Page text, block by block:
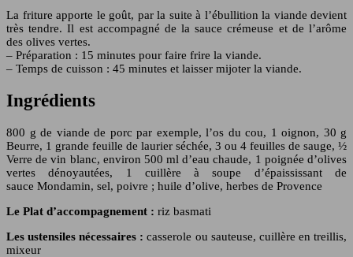
La friture apporte le goût, par la suite à l’ébullition la viande devient
très tendre. Il est accompagné de la sauce crémeuse et de l’arôme
des olives vertes.
– Préparation : 15 minutes pour faire frire la viande.
– Temps de cuisson : 45 minutes et laisser mijoter la viande.
Ingrédients
800 g de viande de porc par exemple, l’os du cou, 1 oignon, 30 g
Beurre, 1 grande feuille de laurier séchée, 3 ou 4 feuilles de sauge, ½
Verre de vin blanc, environ 500 ml d’eau chaude, 1 poignée d’olives
vertes dénoyautées, 1 cuillère à soupe d’épaississant de
sauce Mondamin, sel, poivre ; huile d’olive, herbes de Provence
Le Plat d’accompagnement : riz basmati
Les ustensiles nécessaires : casserole ou sauteuse, cuillère en treillis,
mixeur